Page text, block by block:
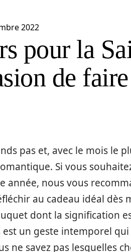
2022
pour la
de
pas et, avec le mois le
Si vous
année, nous vous
au cadeau idéal dès
dont la signification
un geste intemporel
ne savez pas lesquelles